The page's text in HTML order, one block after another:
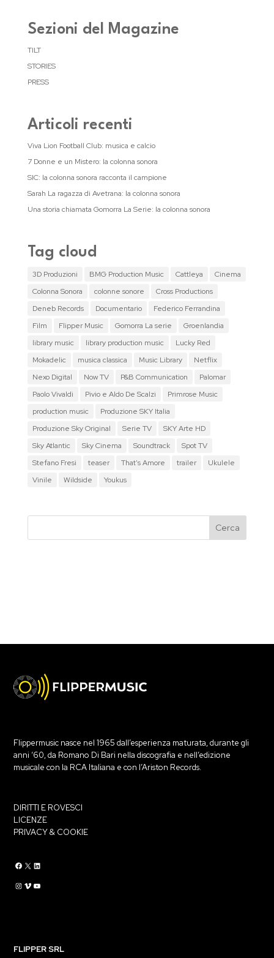
Sezioni del Magazine
TILT
STORIES
PRESS
Articoli recenti
Viva Lion Football Club: musica e calcio
7 Donne e un Mistero: la colonna sonora
SIC: la colonna sonora racconta il campione
Sarah La ragazza di Avetrana: la colonna sonora
Una storia chiamata Gomorra La Serie: la colonna sonora
Tag cloud
3D Produzioni BMG Production Music Cattleya
Cinema
Colonna Sonora
colonne sonore
Cross Productions
Deneb Records
Documentario
Federico Ferrandina
Film
Flipper Music Gomorra La serie
Groenlandia
library music
library production music
Lucky Red
Mokadelic
musica classica Music Library
Netflix
Nexo Digital
Now TV P&B Communication
Palomar
Paolo Vivaldi
Pivio e Aldo De Scalzi
Primrose Music
production music
Produzione SKY Italia
Produzione Sky Original
Serie TV
SKY Arte HD
Sky Atlantic
Sky Cinema Soundtrack
Spot TV
Stefano Fresi
teaser That's Amore trailer
Ukulele
Vinile
Wildside Youkus
Flippermusic nasce nel 1965 dall’esperienza maturata, durante gli
anni ‘60, da Romano Di Bari nella discografia e nell’edizione
musicale con la RCA Italiana e con l’Ariston Records.
DIRITTI E ROVESCI
LICENZE
PRIVACY & COOKIE
Flippermusic Facebook Flippermusic Twitter
Flippermusic Linkedin
Flippermusic Instagram Flippermusic Vimeo flippermusic YouTube
FLIPPER SRL